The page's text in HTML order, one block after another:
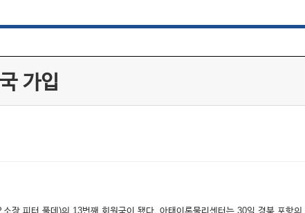
가입
피터 풀데)의 13번째 회원국이 됐다. 아태이론물리센터는 30일 경북 포항